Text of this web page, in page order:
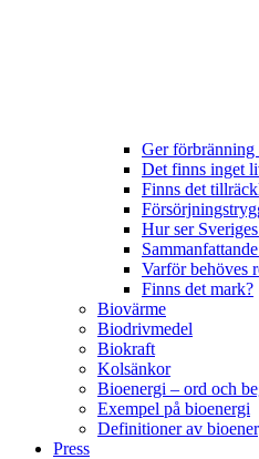
Ger förbränning
Det finns inget
Finns det
Hur ser
Varför behöves
Finns det mark?
Biovärme
Biodrivmedel
Biokraft
Kolsänkor
Bioenergi – ord och
Exempel på bioenergi
Definitioner av
Press